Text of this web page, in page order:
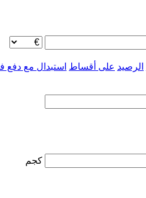
الرصيد على أقساط استبدال مع دفع
كجم